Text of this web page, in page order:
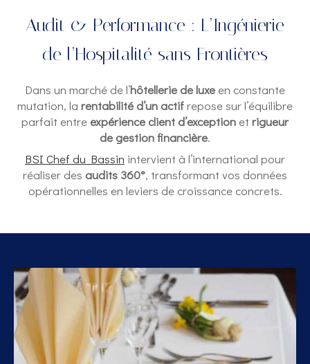
Audit & Performance : L’Ingénierie
de l’Hospitalité sans Frontières
Dans un marché de l’hôtellerie de luxe en constante
mutation, la rentabilité d’un actifrepose sur l’équilibre
parfait entre expérience client d’exception et rigueur
de gestion financière.
BSI Chef du Bassin intervient à l’international pour
réaliser des audits 360°, transformant vos données
opérationnelles en leviers de croissance concrets.